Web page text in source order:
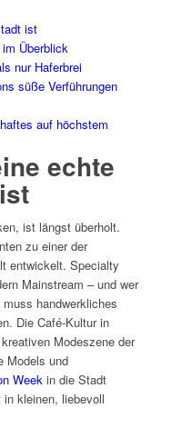
ist
Überblick
nur Haferbrei
süße Verführungen
auf höchstem
echte
ist längst überholt.
zu einer der
entwickelt. Specialty
Mainstream – und wer
handwerkliches
Die Café-Kultur in
Modeszene der
Models und
Weekin die Stadt
kleinen, liebevoll